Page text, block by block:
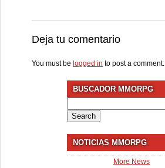
Deja tu comentario
You must be logged in to post a comment.
BUSCADOR MMORPG
for:
NOTICIAS MMORPG
More News